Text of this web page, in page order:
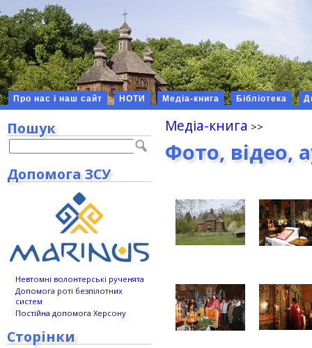
Про нас і наш сайт НОТИ Медіа-книга Бібліотека
Медіа-книга
Фото, відео,
Пошук
Допомога ЗСУ
Невтомні волонтерські рученята
Допомога роті безпілотних
систем
Постійна допомога Херсону
Сторінки